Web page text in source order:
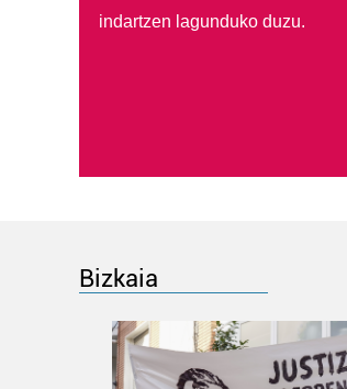
indartzen lagunduko duzu.
Bizkaia